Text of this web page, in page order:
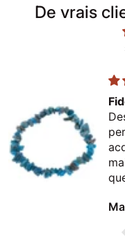
De vrais